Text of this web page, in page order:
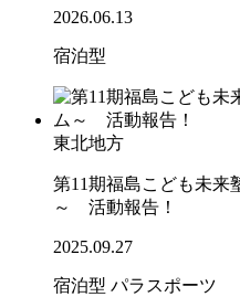
2026.06.13
宿泊型
東北地方
第11期福島こども未
～ 活動報告！
2025.09.27
宿泊型 パラスポーツ